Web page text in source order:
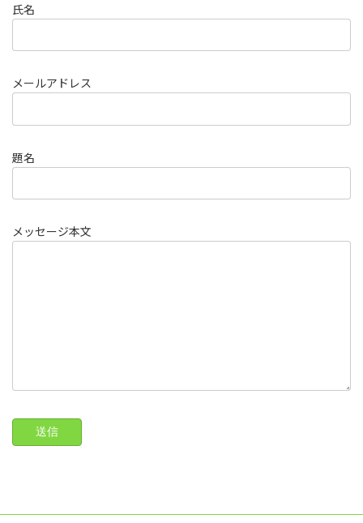
氏名
メールアドレス
題名
メッセージ本文